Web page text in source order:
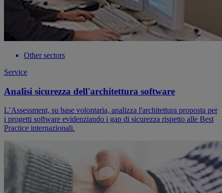
Other sectors
Service
Analisi sicurezza dell'architettura software
L’Assessment, su base volontaria, analizza l'architettura proposta per
i progetti software evidenziando i gap di sicurezza rispetto alle Best
Practice internazionali.